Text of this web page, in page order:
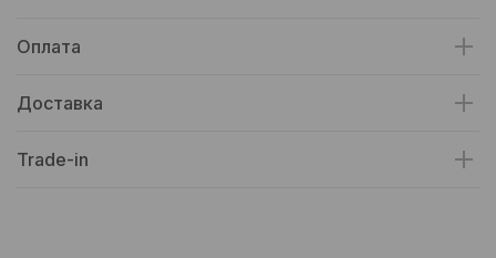
Оплата
Доставка
Trade-in